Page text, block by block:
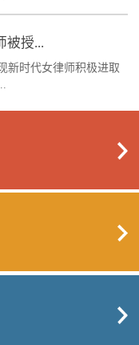
被授...
新时代女律师积极进取